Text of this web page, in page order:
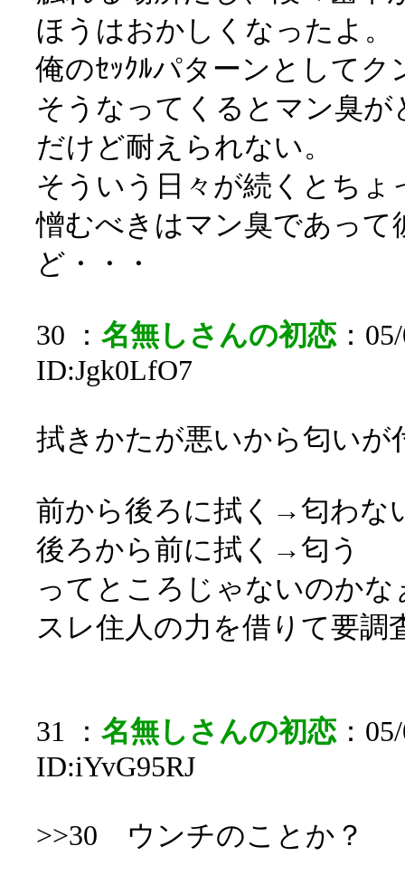
ほうはおかしくなったよ。
俺のｾｯｸﾙパターンとして
そうなってくるとマン臭
だけど耐えられない。
そういう日々が続くとちょ
憎むべきはマン臭であっ
ど・・・
30 ： 名無しさんの初恋：
ID:Jgk0LfO7
拭きかたが悪いから匂いが
前から後ろに拭く→匂わな
後ろから前に拭く→匂う
ってところじゃないのかな
スレ住人の力を借りて要調
31 ： 名無しさんの初恋：
ID:iYvG95RJ
>>30 ウンチのことか？